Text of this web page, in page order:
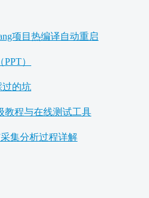
项目热编译自动重启
）
过的坑
教程与在线测试工具
集分析过程详解